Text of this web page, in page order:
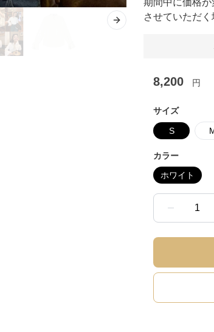
Next slide
期間中に価格
させていただく
8,200 円
サイズ
S
カラー
ホワイト
1